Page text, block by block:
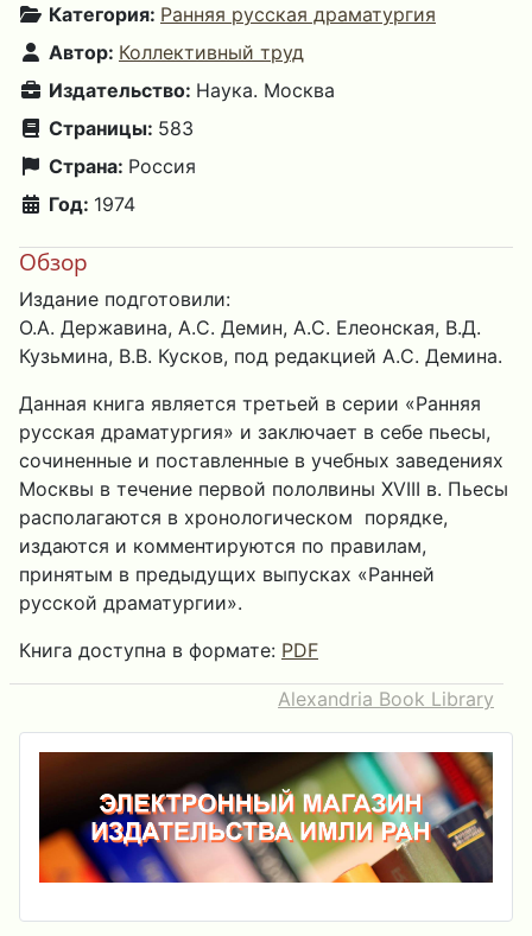
Категория: Ранняя русская драматургия
Автор: Коллективный труд
Издательство: Наука. Москва
Страницы: 583
Страна: Россия
Год: 1974
Обзор
Издание подготовили:
О.А. Державина, А.С. Демин, А.С. Елеонская, В.Д.
Кузьмина, В.В. Кусков, под редакцией А.С. Демина.
Данная книга является третьей в серии «Ранняя
русская драматургия» и заключает в себе пьесы,
сочиненные и поставленные в учебных заведениях
Москвы в течение первой пололвины XVIII в. Пьесы
располагаются в хронологическом порядке,
издаются и комментируются по правилам,
принятым в предыдущих выпусках «Ранней
русской драматургии».
Книга доступна в формате: PDF
Alexandria Book Library